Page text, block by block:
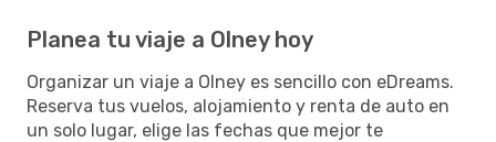
Planea tu viaje a Olney hoy
Organizar un viaje a Olney es sencillo con eDreams.
Reserva tus vuelos, alojamiento y renta de auto en
un solo lugar, elige las fechas que mejor te